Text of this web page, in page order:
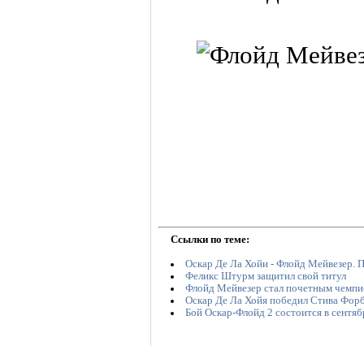
Ссылки по теме:
Оскар Де Ла Хойи - Флойд Мейвезер.
Феликс Штурм защитил свой титул
Флойд Мейвезер стал почетным
Оскар Де Ла Хойя победил Стива
Бой Оскар-Флойд 2 состоится в